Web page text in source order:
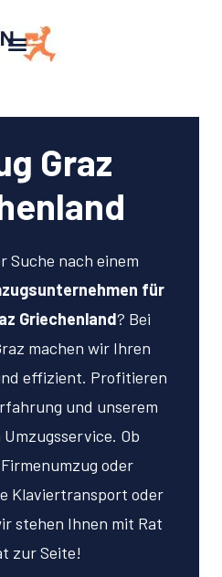
Graz
Suche nach einem
für
Griechenland? Bei
machen wir Ihren
effizient. Profitieren
und unserem
Ob
oder
Klaviertransport oder
stehen Ihnen mit Rat
zur Seite!